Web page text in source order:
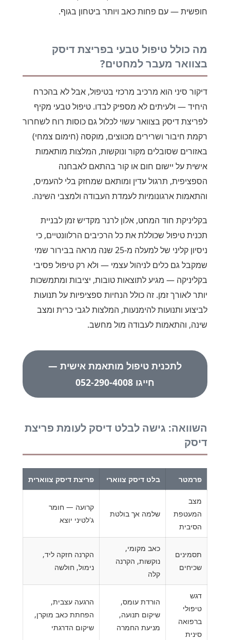
חופשית — עם פחות כאב ויותר ביטחון בגוף.
מה כולל טיפול טבעי בפריצת דיסק
בצוואר מעבר למחטים?
דיקור סיני הוא מרכיב מרכזי בטיפול, אבל לא בהכרח
היחיד — ולעיתים לא מספיק לבדו. טיפול טבעי מקיף
לפריצת דיסק בצוואר עשוי לכלול גם כוסות רוח לשחרור
רקמת חיבור ושרירים מכווצים, מוקסה (חימום צמחי)
באזורים שסובלים מקור ונוקשות, המלצות מותאמות
אישית על יישום חום או קור בהתאם לאבחנה
הספציפית, תרגול עדין ומותאם שמחזק בלי להעמיס,
והתאמות ארגונומיות לעמדת העבודה ולמצבי השינה.
בקליניקת חוד המחט, אלון לרנר מקדיש זמן לבניית
תכנית טיפול שכוללת את כל הרכיבים הרלוונטיים, כי
ניסיון קליני של למעלה מ-25 שנה מראה בבירור שמי
שמקבל גם כלים לניהול עצמי — ולא רק טיפול פסיבי
בקליניקה — מגיע לתוצאות טובות, יציבות ומתמשכות
יותר לאורך זמן. זה כולל הנחיות ספציפיות על תנועות
לביצוע ותנועות להימנעות, המלצות לגבי כרית ומצב
שינה, והתאמות לעבודה מול מחשב.
לתכנית טיפול מותאמת אישית —
חייגו 052-290-4008
השוואה: גישה לבלט דיסק לעומת פריצת
דיסק
פרמטר בלט דיסק צווארי פריצת דיסק צווארית
מצב
המעטפת
הסיבית
שלמה אך בולטת
קרועה — חומר
ג'לטיני יוצא
תסמינים
שכיחים
כאב מקומי,
נוקשות, הקרנה
קלה
הקרנה חזקה ליד,
נימול, חולשה
דגש
טיפולי
ברפואה
סינית
הורדת עומס,
שיקום תנועה,
מניעת החמרה
הרגעה עצבית,
הפחתת כאב מוקרן,
שיקום הדרגתי